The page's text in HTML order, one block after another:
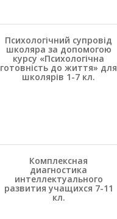
Психологічний супровід
школяра за допомогою
курсу «Психологічна
готовність до життя» для
школярів 1-7 кл.
Комплексная
диагностика
интеллектуального
развития учащихся 7-11
кл.